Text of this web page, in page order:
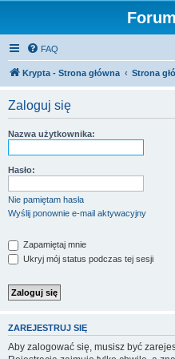
FAQ
Krypta - Strona główna Strona
Zaloguj się
Nazwa użytkownika:
Hasło:
Nie pamiętam hasła
Wyślij ponownie e-mail aktywacyjny
Zapamiętaj mnie
Ukryj mój status podczas tej sesji
ZAREJESTRUJ SIĘ
Aby zalogować się, musisz być